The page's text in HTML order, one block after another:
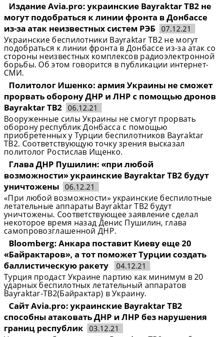
Издание Avia.pro: украинские Bayraktar TB2 не
могут подобраться к линии фронта в Донбассе
из-за атак неизвестных систем РЭБ
07.12.21
Украинские беспилотники Bayraktar TB2 не могут
подобраться к линии фронта в Донбассе из-за атак со
стороны неизвестных комплексов радиоэлектронной
борьбы. Об этом говорится в публикации интернет-
СМИ.
Политолог Ишенко: армия Украины не сможет
прорвать оборону ДНР и ЛНР с помощью дронов
Bayraktar TB2 06.12.21
Вооруженные силы Украины не смогут прорвать
оборону республик Донбасса с помощью
приобретенных у Турции беспилотников Bayraktar
TB2. Соответствующую точку зрения высказал
политолог Ростислав Ищенко.
Глава ДНР Пушилин: «при любой
возможности» украинские Bayraktar TB2 будут
уничтожены 06.12.21
«При любой возможности» украинские беспилотные
летательные аппараты Bayraktar TB2 будут
уничтожены. Соответствующее заявление сделал
некоторое время назад Денис Пушилин, глава
самопровозглашенной ДНР.
Bloomberg: Анкара поставит Киеву еще 20
«Байрактаров», а тот поможет Турции создать
баллистическую ракету
04.12.21
Турция продаст Украине партию как минимум в 20
ударных беспилотных летательный аппаратов
Bayraktar-TB2(Байрактар) в Украину.
Сайт Avia.pro: украинские Bayraktar TB2
способны атаковать ДНР и ЛНР без нарушения
границ республик 03.12.21